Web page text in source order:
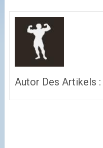
Autor Des Artikels :